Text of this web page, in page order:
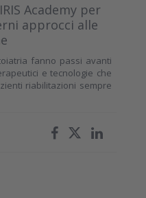
Academy per
approcci alle
fanno passi avanti
e tecnologie che
riabilitazioni sempre